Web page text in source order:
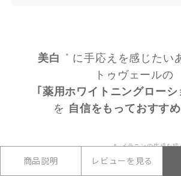
商品説明 レビューを見る
美白 ＊ に手応えを感じたい
トゥヴェールの
｢薬用ホワイトニングローシ
を 自信をもっておすす
＊ メラニンの生成を